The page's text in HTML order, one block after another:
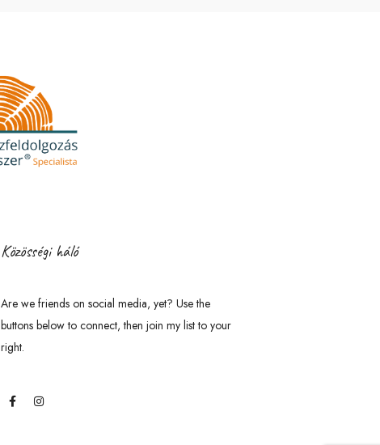
Közösségi háló
Are we friends on social media, yet? Use the
buttons below to connect, then join my list to your
right.